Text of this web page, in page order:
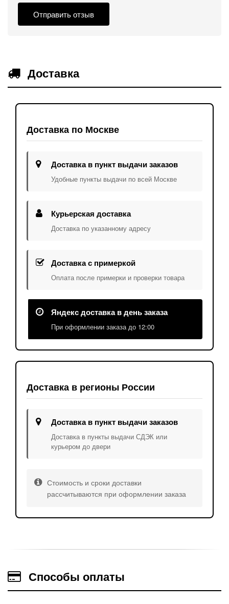
Отправить отзыв
Доставка
Доставка по Москве
Доставка в пункт выдачи заказов
Удобные пункты выдачи по всей Москве
Курьерская доставка
Доставка по указанному адресу
Доставка с примеркой
Оплата после примерки и проверки товара
Яндекс доставка в день заказа
При оформлении заказа до 12:00
Доставка в регионы России
Доставка в пункт выдачи заказов
Доставка в пункты выдачи СДЭК или
курьером до двери
Стоимость и сроки доставки
рассчитываются при оформлении заказа
Способы оплаты